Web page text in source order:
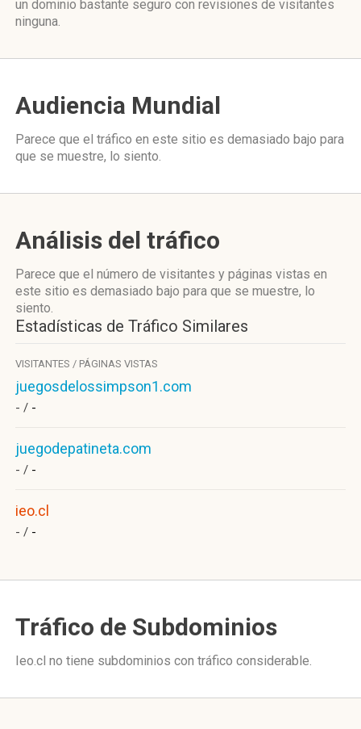
un dominio bastante seguro con revisiones de visitantes
ninguna.
Audiencia Mundial
Parece que el tráfico en este sitio es demasiado bajo para
que se muestre, lo siento.
Análisis del tráfico
Parece que el número de visitantes y páginas vistas en
este sitio es demasiado bajo para que se muestre, lo
siento.
Estadísticas de Tráfico Similares
VISITANTES / PÁGINAS VISTAS
juegosdelossimpson1.com
- / -
juegodepatineta.com
- / -
ieo.cl
- / -
Tráfico de Subdominios
Ieo.cl no tiene subdominios con tráfico considerable.